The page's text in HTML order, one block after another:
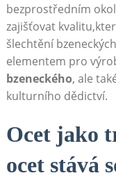
bezprostředním
zajišťovat
šlechtění
elementem pro
bzeneckého, ale⁣
kulturního⁢ dědictví.
Ocet⁢ jako
ocet stává